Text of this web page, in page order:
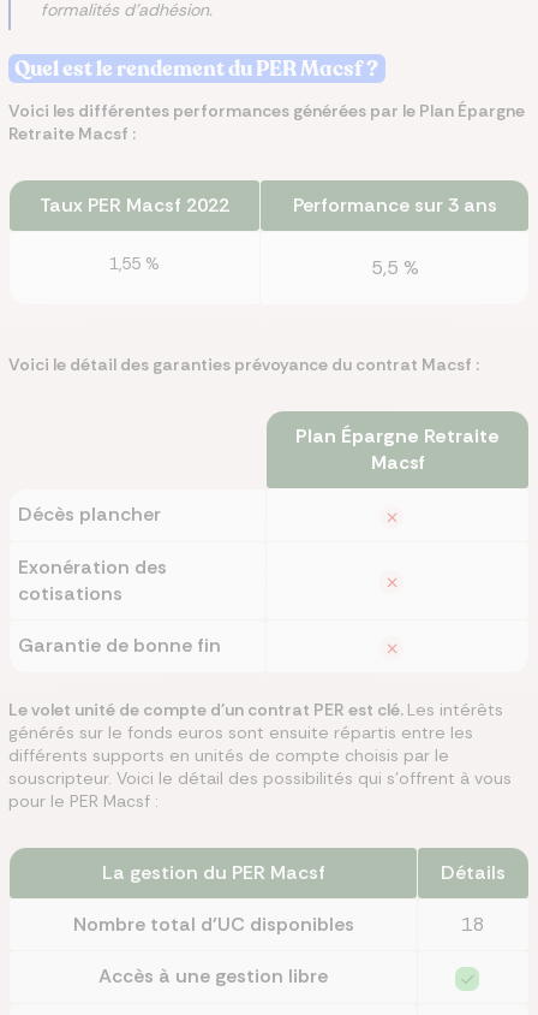
formalités d'adhésion.
Quel est le rendement du PER Macsf ?
Voici les différentes performances générées par le Plan Épargne
Retraite Macsf :
Taux PER Macsf 2022 Performance sur 3 ans
1,55 % 5,5 %
Voici le détail des garanties prévoyance du contrat Macsf :
Plan Épargne Retraite
Macsf
Décès plancher
Exonération des
cotisations
Garantie de bonne fin
Le volet unité de compte d’un contrat PER est clé. Les intérêts
générés sur le fonds euros sont ensuite répartis entre les
différents supports en unités de compte choisis par le
souscripteur. Voici le détail des possibilités qui s’offrent à vous
pour le PER Macsf :
La gestion du PER Macsf Détails
Nombre total d’UC disponibles 18
Accès à une gestion libre